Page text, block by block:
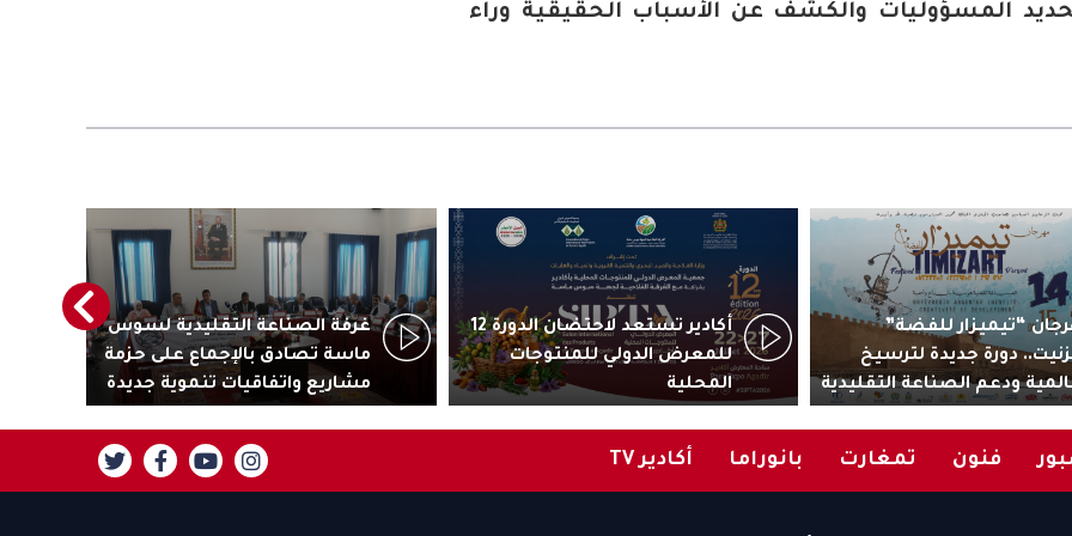
المسؤوليات والكشف عن الأسباب الحقيقية وراء
“تيميزار للفضة”
دورة جديدة لترسيخ
ودعم الصناعة التقليدية
أكادير تستعد لاحتضان الدورة 12
للمعرض الدولي للمنتوجات
المحلية
غرفة الصناعة التقليدية لسوس
ماسة تصادق بالإجماع على حزمة
مشاريع واتفاقيات تنموية جديدة
فنون تمغارت بانوراما أكادير TV